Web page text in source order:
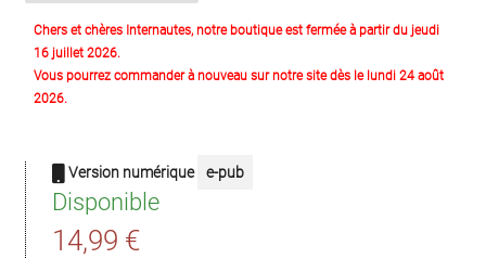
Chers et chères Internautes, notre boutique est fermée à partir du jeudi
16 juillet 2026.
Vous pourrez commander à nouveau sur notre site dès le lundi 24 août
2026.
Version numérique e-pub
Disponible
14,99 €